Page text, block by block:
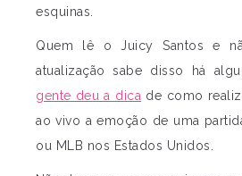
esquinas.
Quem lê o Juicy Santos e
atualização sabe disso há
gente deu a dica de como
ao vivo a emoção de uma
ou MLB nos Estados Unidos.